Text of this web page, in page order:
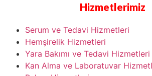
Hizmetlerimiz
Serum ve Tedavi Hizmetleri
Hemşirelik Hizmetleri
Yara Bakımı ve Tedavi Hizmetleri
Kan Alma ve Laboratuvar